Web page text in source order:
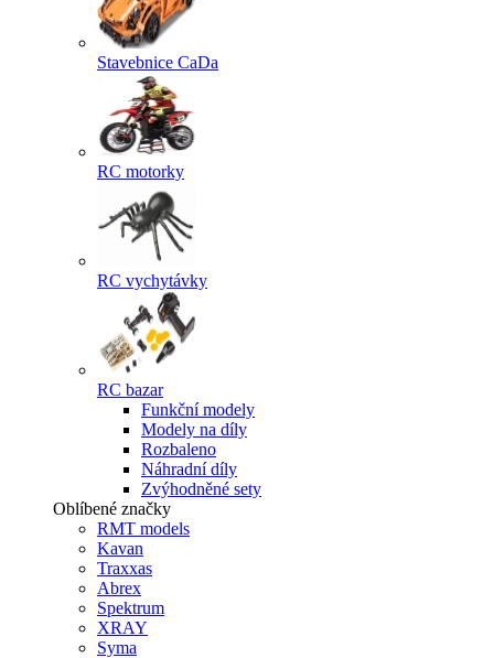
Stavebnice CaDa
RC motorky
RC vychytávky
RC bazar
Funkční modely
Modely na díly
Rozbaleno
Náhradní díly
Zvýhodněné sety
Oblíbené značky
RMT models
Kavan
Traxxas
Abrex
Spektrum
XRAY
Syma